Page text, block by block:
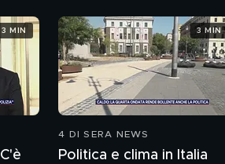
3 MIN
4 DI SERA NEWS
Politica e clima in Italia
3 MIN